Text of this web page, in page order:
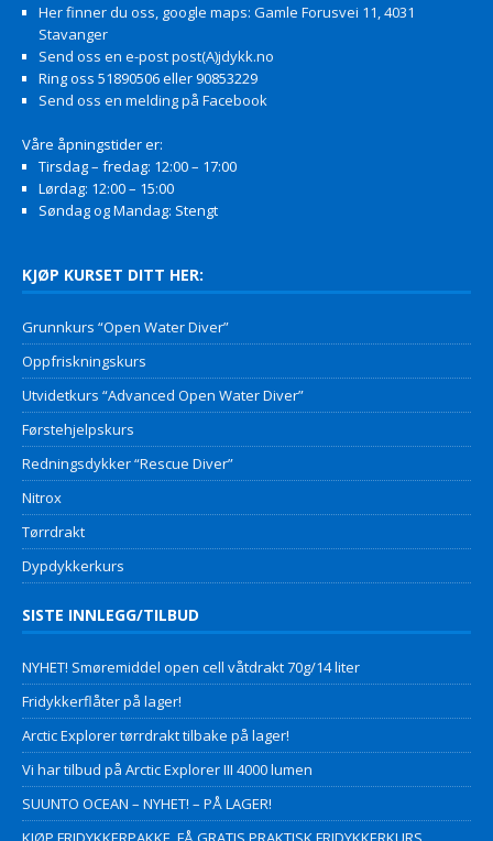
Her finner du oss, google maps: Gamle Forusvei 11, 4031
Stavanger
Send oss en e-post post(A)jdykk.no
Ring oss 51890506 eller 90853229
Send oss en melding på Facebook
Våre åpningstider er:
Tirsdag – fredag: 12:00 – 17:00
Lørdag: 12:00 – 15:00
Søndag og Mandag: Stengt
KJØP KURSET DITT HER:
Grunnkurs “Open Water Diver”
Oppfriskningskurs
Utvidetkurs “Advanced Open Water Diver”
Førstehjelpskurs
Redningsdykker “Rescue Diver”
Nitrox
Tørrdrakt
Dypdykkerkurs
SISTE INNLEGG/TILBUD
NYHET! Smøremiddel open cell våtdrakt 70g/14 liter
Fridykkerflåter på lager!
Arctic Explorer tørrdrakt tilbake på lager!
Vi har tilbud på Arctic Explorer III 4000 lumen
SUUNTO OCEAN – NYHET! – PÅ LAGER!